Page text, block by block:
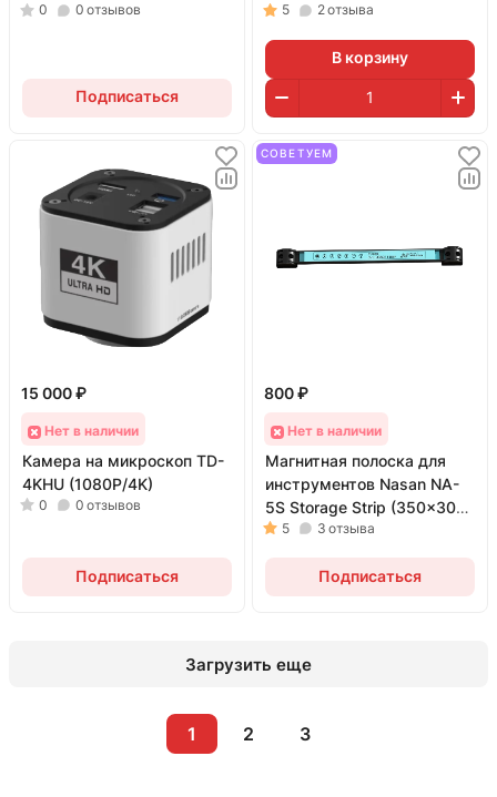
барокамерой)
0 0 отзывов
Подписаться
5 2отзыва
В корзину
15 000 ₽
Нет в наличии
Камера на микроскоп TD-
4KHU (1080P/4K)
0 0 отзывов
Подписаться
СОВЕТУЕМ
800 ₽
Нет в наличии
Магнитная полоска для
инструментов Nasan NA-
5S Storage Strip (350x30
мм)
5 3 отзыва
Подписаться
Загрузить еще
1 2 3